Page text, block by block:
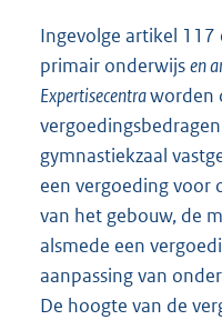
Ingevolge artikel
primair onderwijsen
Expertisecentraworden
gymnastiekzaal
een vergoeding voor
van het gebouw, de
alsmede een
aanpassing van
De hoogte van de